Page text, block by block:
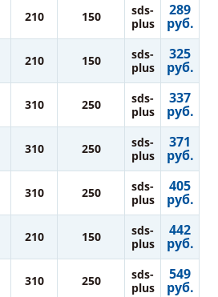
210 150
sds-
plus
289
руб.
210 150
sds-
plus
325
руб.
310 250
sds-
plus
337
руб.
310 250
sds-
plus
371
руб.
310 250
sds-
plus
405
руб.
210 150
sds-
plus
442
руб.
310 250
sds-
plus
549
руб.